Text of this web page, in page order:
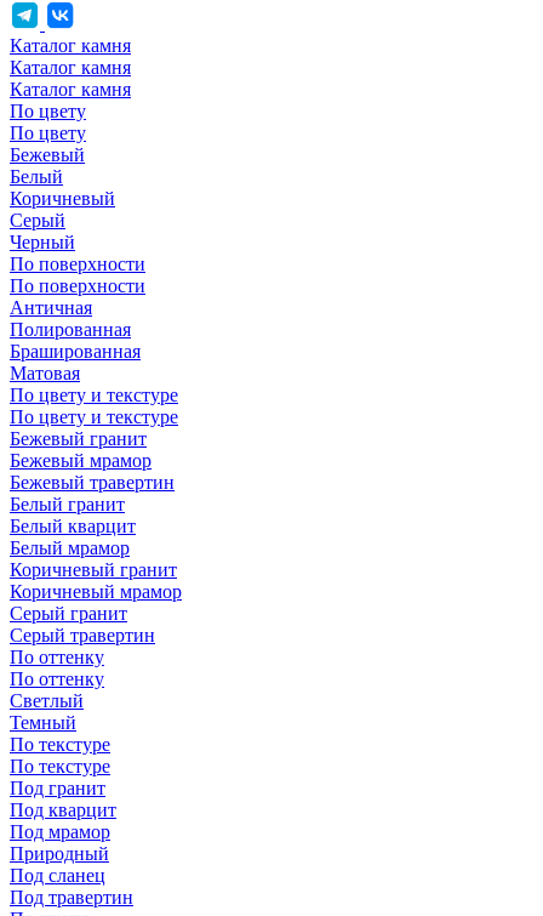
Каталог камня
Каталог камня
Каталог камня
По цвету
По цвету
Бежевый
Белый
Коричневый
Серый
Черный
По поверхности
По поверхности
Античная
Полированная
Брашированная
Матовая
По цвету и текстуре
По цвету и текстуре
Бежевый гранит
Бежевый мрамор
Бежевый травертин
Белый гранит
Белый кварцит
Белый мрамор
Коричневый гранит
Коричневый мрамор
Серый гранит
Серый травертин
По оттенку
По оттенку
Светлый
Темный
По текстуре
По текстуре
Под гранит
Под кварцит
Под мрамор
Природный
Под сланец
Под травертин